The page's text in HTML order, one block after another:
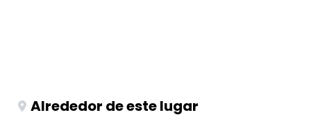
Alrededor de este lugar